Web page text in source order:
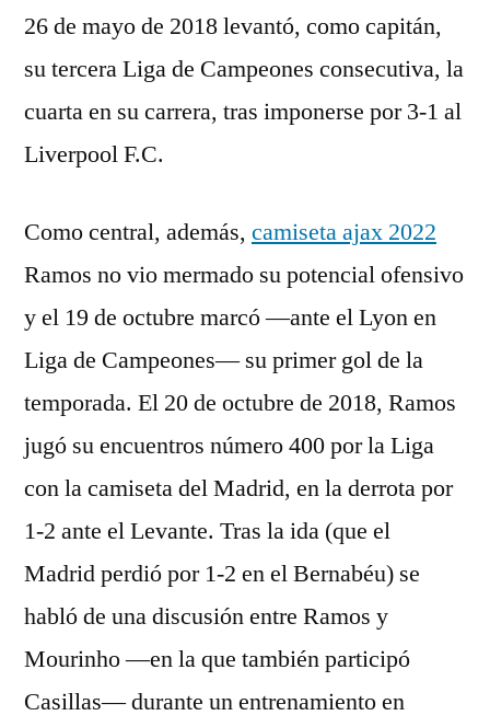
26 de mayo de 2018 levantó, como capitán,
su tercera Liga de Campeones consecutiva, la
cuarta en su carrera, tras imponerse por 3-1 al
Liverpool F.C.
Como central, además, camiseta ajax 2022
Ramos no vio mermado su potencial ofensivo
y el 19 de octubre marcó —ante el Lyon en
Liga de Campeones— su primer gol de la
temporada. El 20 de octubre de 2018, Ramos
jugó su encuentros número 400 por la Liga
con la camiseta del Madrid, en la derrota por
1-2 ante el Levante. Tras la ida (que el
Madrid perdió por 1-2 en el Bernabéu) se
habló de una discusión entre Ramos y
Mourinho —en la que también participó
Casillas— durante un entrenamiento en